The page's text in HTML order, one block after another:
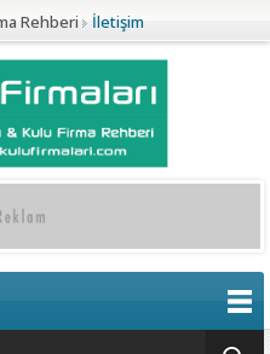
Rehberi İletişim